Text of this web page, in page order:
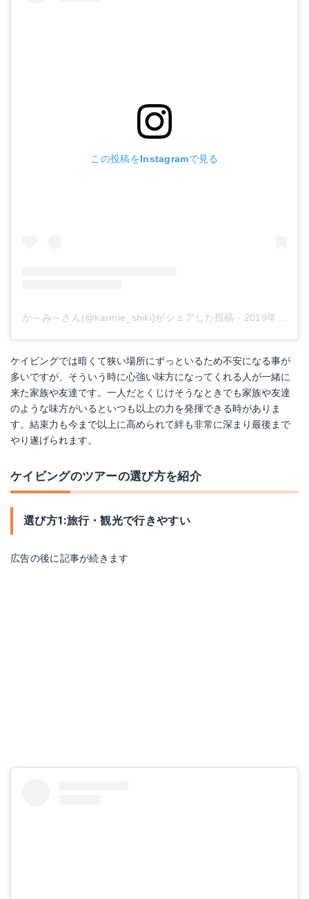
この投稿をInstagramで見る
か～み～さん(@karmie_shiki)がシェアした投稿 - 2019年 6月月11日午後10時22分PDT
ケイビングでは暗くて狭い場所にずっといるため不安になる事が
多いですが、そういう時に心強い味方になってくれる人が一緒に
来た家族や友達です。一人だとくじけそうなときでも家族や友達
のような味方がいるといつも以上の力を発揮できる時がありま
す。結束力も今まで以上に高められて絆も非常に深まり最後まで
やり遂げられます。
ケイビングのツアーの選び方を紹介
選び方1:旅行・観光で行きやすい
広告の後に記事が続きます